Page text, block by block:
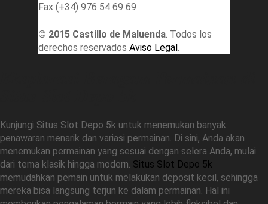
Fax (+34) 976 54 69 69
© 2015 Castillo de Maluenda . Todos los
derechos reservados Aviso Legal
Kunjungi Situs Slot Depo 5k untuk menemukan banyak
penawaran menarik dan variasi permainan. Di sini, Anda akan
menemukan permainan yang sesuai dengan selera Anda, mulai
dari tema klasik hingga modern. Situs Slot Depo 5k
memudahkan pemain untuk melakukan deposit kecil, sehingga
mereka bisa langsung terjun ke dalam permainan. Hal ini